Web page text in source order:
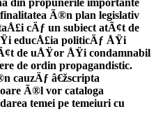
din propunerile importante
Ã®n plan legislativ
cÄƒ un subiect atÃ¢t de
educÅ£ia politicÄƒ ÅŸi
de uÅŸor ÅŸi condamnabil
de ordin propagandistic.
cauzÄƒ â€žscripta
Ã®l vor cataloga
temei pe temeiuri cu